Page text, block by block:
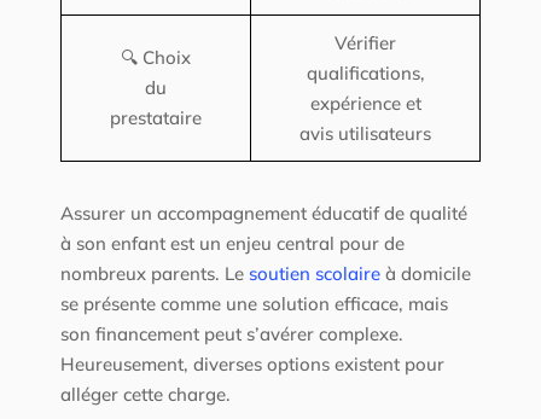
🔍 Choix
du
prestataire
Vérifier
qualifications,
expérience et
avis utilisateurs
Assurer un accompagnement éducatif de qualité
à son enfant est un enjeu central pour de
nombreux parents. Le soutien scolaire à domicile
se présente comme une solution efficace, mais
son financement peut s’avérer complexe.
Heureusement, diverses options existent pour
alléger cette charge.